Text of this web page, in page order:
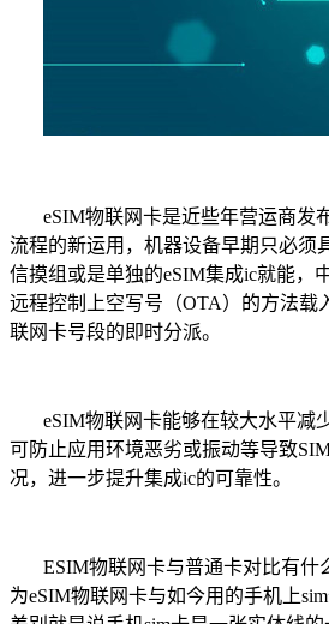
eSIM物联网卡是近些年营运商发
流程的新运用，机器设备早期只必须
信摸组或是单独的eSIM集成ic就能，
远程控制上空写号（OTA）的方法载
联网卡号段的即时分派。
eSIM物联网卡能够在较大水平减
可防止应用环境恶劣或振动等导致
况，进一步提升集成ic的可靠性。
ESIM物联网卡与普通卡对比有什
为eSIM物联网卡与如今用的手机上sim